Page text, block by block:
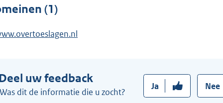
(1)
uw feedback
Was dit de informatie die u zocht?
Ja Nee